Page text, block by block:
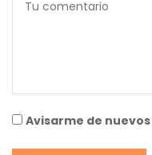
Avisarme de